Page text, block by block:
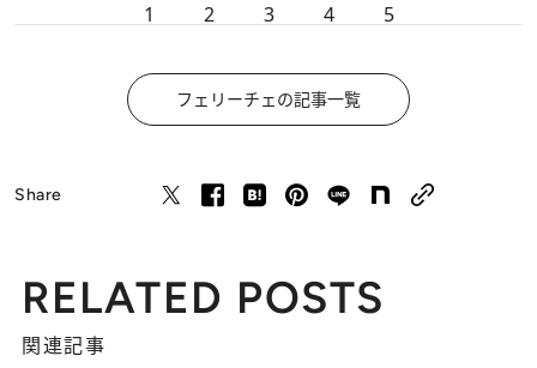
1 2 3 4 5
フェリーチェの記事一覧
Share
RELATED POSTS
関連記事